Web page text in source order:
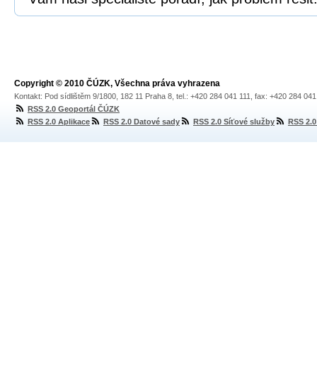
Copyright © 2010 ČÚZK, Všechna práva vyhrazena
Kontakt: Pod sídlištěm 9/1800, 182 11 Praha 8, tel.: +420 284 041 111, fax: +420 284
RSS 2.0 Geoportál ČÚZK
RSS 2.0 Aplikace
RSS 2.0 Datové sady RSS 2.0 Síťové služby RSS